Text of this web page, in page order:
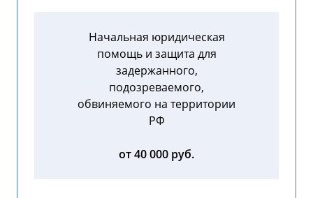
Начальная юридическая
помощь и защита для
задержанного,
подозреваемого,
обвиняемого на территории
РФ
от 40 000 руб.